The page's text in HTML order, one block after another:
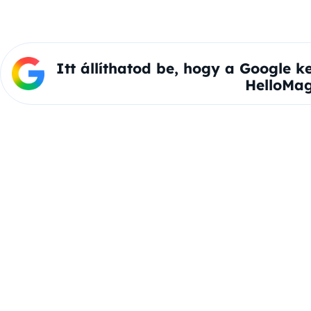
Itt állíthatod be, hogy a Google